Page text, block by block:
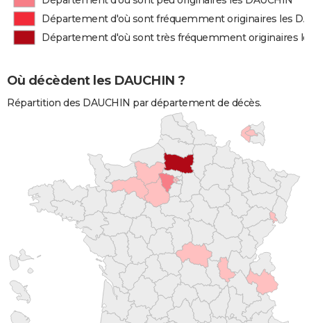
Département d'où sont fréquemment originaires les
Département d'où sont très fréquemment originaires
Où décèdent les DAUCHIN ?
Répartition des DAUCHIN par département de décès.